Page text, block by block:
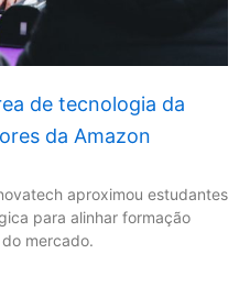
de tecnologia da
da Amazon
aproximou estudantes
para alinhar formação
mercado.